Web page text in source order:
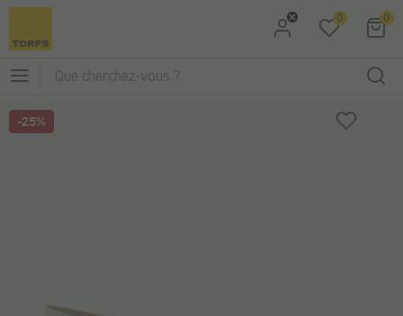
Aller au menu principal
0 0
-25%